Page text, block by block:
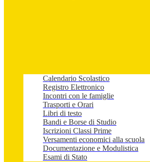
Calendario Scolastico
Registro Elettronico
Incontri con le famiglie
Trasporti e Orari
Libri di testo
Bandi e Borse di Studio
Iscrizioni Classi Prime
Versamenti economici alla scuola
Documentazione e Modulistica
Esami di Stato